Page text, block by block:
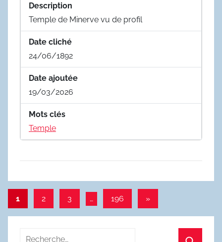
Description
Temple de Minerve vu de profil
Date cliché
24/06/1892
Date ajoutée
19/03/2026
Mots clés
Temple
Pagination
des
publications
1 2 3 … 196
Articles
»
Recherche